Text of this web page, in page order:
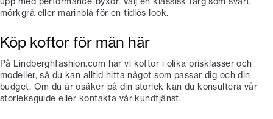
mörkgrå eller marinblå för en tidlös look.
Köp koftor för män här
På Lindberghfashion.com har vi koftor i olika prisklasser och
modeller, så du kan alltid hitta något som passar dig och din
budget. Om du är osäker på din storlek kan du konsultera vår
storleksguide eller kontakta vår kundtjänst.